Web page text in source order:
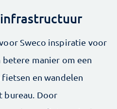
Sweco inspiratie voor
betere manier om een
en wandelen
bureau. Door